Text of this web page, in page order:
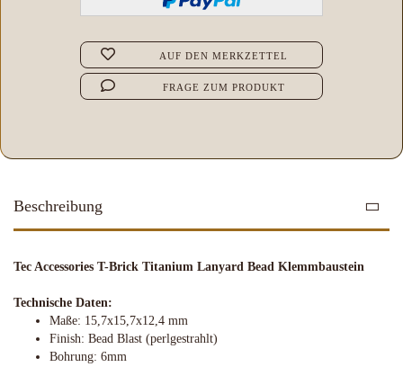
AUF DEN MERKZETTEL
FRAGE ZUM PRODUKT
Beschreibung
Tec Accessories T-Brick Titanium Lanyard Bead Klemmbaustein
Technische Daten:
Maße: 15,7x15,7x12,4 mm
Finish: Bead Blast (perlgestrahlt)
Bohrung: 6mm